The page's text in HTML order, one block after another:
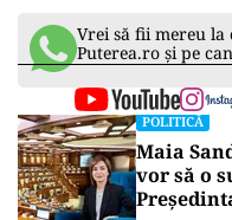
Vrei să fii mereu
Puterea.ro și pe
POLITICĂ
Maia
vor să o